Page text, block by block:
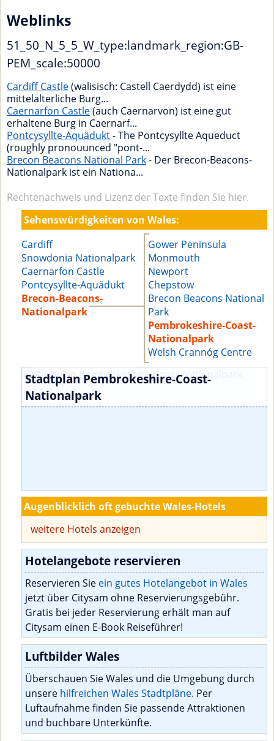
Weblinks
51_50_N_5_5_W_type:landmark_region:GB-
PEM_scale:50000
Cardiff Castle(walisisch: Castell Caerdydd) ist eine
mittelalterliche Burg...
Caernarfon Castle(auch Caernarvon) ist eine gut
erhaltene Burg in Caernarf...
Pontcysyllte-Aquädukt- The Pontcysyllte Aqueduct
(roughly pronouunced "pont-...
Brecon Beacons National Park- Der Brecon-Beacons-
Nationalpark ist ein Nationa...
Rechtenachweis und Lizenz der Texte finden Sie hier.
Sehenswürdigkeiten von Wales:
Cardiff
Snowdonia Nationalpark
Caernarfon Castle
Pontcysyllte-Aquädukt
Brecon-Beacons-
Nationalpark
Gower Peninsula
Monmouth
Newport
Chepstow
Brecon Beacons National
Park
Pembrokeshire-Coast-
Nationalpark
Welsh Crannóg Centre
Stadtplan Pembrokeshire-Coast-
Nationalpark
Augenblicklich oft gebuchte Wales-Hotels
weitere Hotels anzeigen
Hotelangebote reservieren
Reservieren Sie ein gutes Hotelangebot in Wales
jetzt über Citysam ohne Reservierungsgebühr.
Gratis bei jeder Reservierung erhält man auf
Citysam einen E-Book Reiseführer!
Luftbilder Wales
Überschauen Sie Wales und die Umgebung durch
unsere hilfreichen Wales Stadtpläne. Per
Luftaufnahme finden Sie passende Attraktionen
und buchbare Unterkünfte.